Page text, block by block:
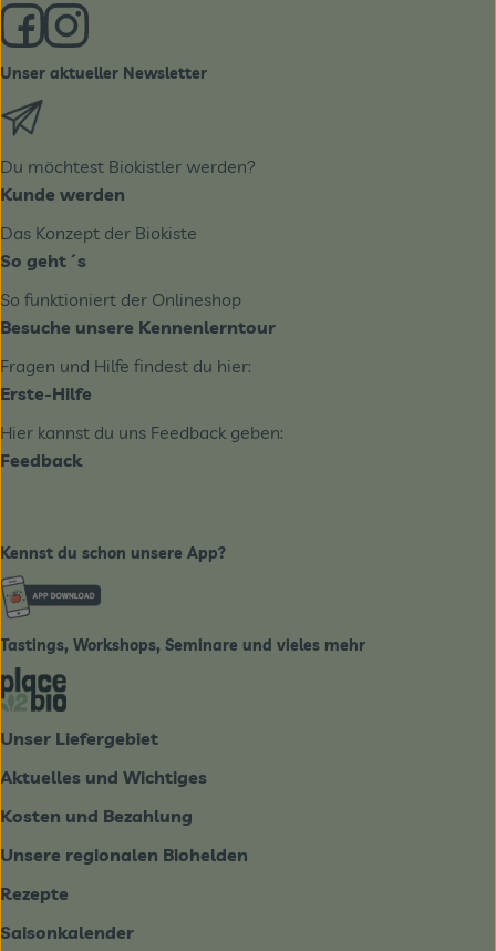
Externer Link zu https://www.facebook.com/derBiobote/
Externer Link zu https://www.instagram.com/
Unser aktueller Newsletter
Du möchtest Biokistler werden?
Kunde werden
Das Konzept der Biokiste
So geht´s
So funktioniert der Onlineshop
Besuche unsere Kennenlerntour
Fragen und Hilfe findest du hier:
Erste-Hilfe
Hier kannst du uns Feedback geben:
Feedback
Kennst du schon unsere App?
Externer Link zu https://www.biobote-
Tastings, Workshops, Seminare und vieles mehr
Externer Link zu https://place2bio.de/
Unser Liefergebiet
Aktuelles und Wichtiges
Kosten und Bezahlung
Unsere regionalen Biohelden
Rezepte
Saisonkalender